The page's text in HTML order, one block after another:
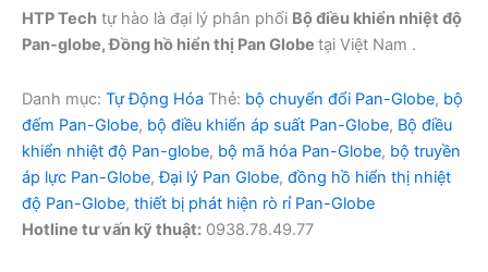
HTP Tech tự hào là đại lý phân phối Bộ điều khiển nhiệt độ
Pan-globe, Đồng hồ hiển thị Pan Globe tại Việt Nam .
Danh mục: Tự Động Hóa Thẻ: bộ chuyển đổi Pan-Globe, bộ
đếm Pan-Globe, bộ điều khiển áp suất Pan-Globe, Bộ điều
khiển nhiệt độ Pan-globe, bộ mã hóa Pan-Globe, bộ truyền
áp lực Pan-Globe,Đại lý Pan Globe, đồng hồ hiển thị nhiệt
độ Pan-Globe, thiết bị phát hiện rò rỉ Pan-Globe
Hotline tư vấn kỹ thuật: 0938.78.49.77